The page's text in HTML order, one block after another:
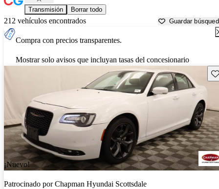
Transmisión Borrar todo
212 vehículos encontrados Guardar
Compra con precios transparentes.
Mostrar solo avisos que incluyan tasas del concesionario
¡Nuevo!
Patrocinado porChapman Hyundai Scottsdale